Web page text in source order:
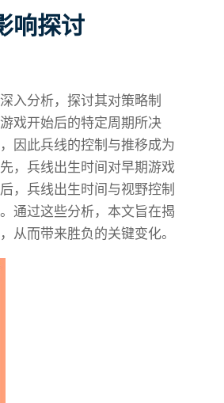
响探讨
入分析，探讨其对策略制
戏开始后的特定周期所决
因此兵线的控制与推移成为
，兵线出生时间对早期游戏
，兵线出生时间与视野控制
通过这些分析，本文旨在揭
从而带来胜负的关键变化。